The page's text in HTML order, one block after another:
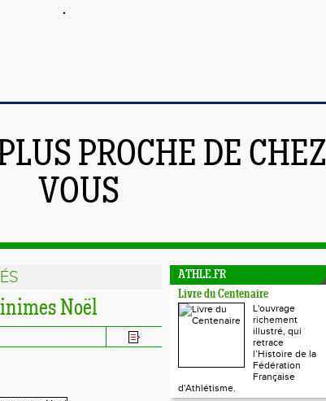
PROCHE DE CHEZ
VOUS
Noël
ATHLE.FR
Livre du Centenaire
L'ouvrage
richement
illustré, qui
retrace
l’Histoire de la
Fédération
Française
d'Athlétisme.